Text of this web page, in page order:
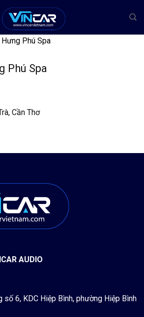
Hưng Phú Spa
Phú Spa
Cần Thơ
AUDIO
6, KDC Hiệp Bình, phường Hiệp Bình